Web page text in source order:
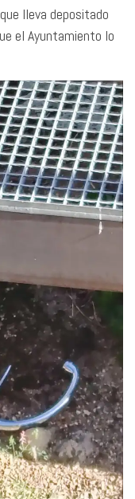
lleva depositado
el Ayuntamiento lo